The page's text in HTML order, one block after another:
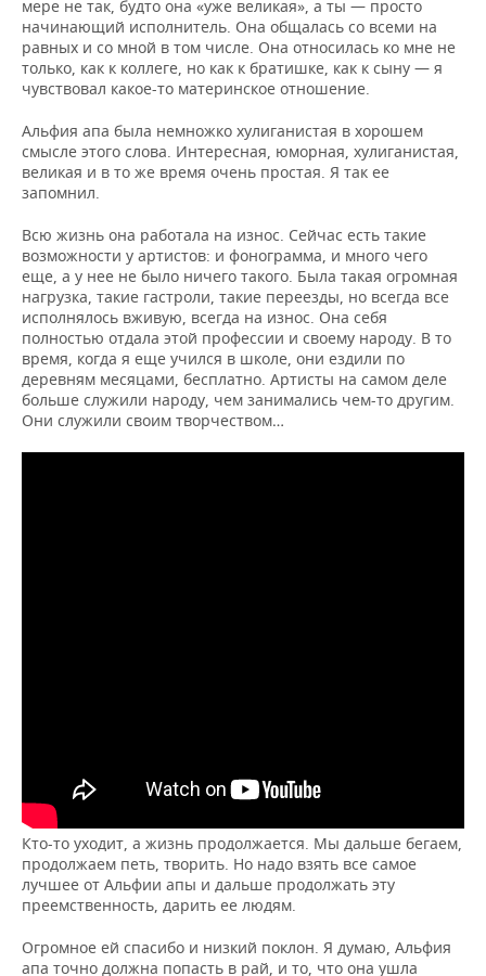
мере не так, будто она «уже великая», а ты — просто
начинающий исполнитель. Она общалась со всеми на
равных и со мной в том числе. Она относилась ко мне не
только, как к коллеге, но как к братишке, как к сыну — я
чувствовал какое-то материнское отношение.
Альфия апа была немножко хулиганистая в хорошем
смысле этого слова. Интересная, юморная, хулиганистая,
великая и в то же время очень простая. Я так ее
запомнил.
Всю жизнь она работала на износ. Сейчас есть такие
возможности у артистов: и фонограмма, и много чего
еще, а у нее не было ничего такого. Была такая огромная
нагрузка, такие гастроли, такие переезды, но всегда все
исполнялось вживую, всегда на износ. Она себя
полностью отдала этой профессии и своему народу. В то
время, когда я еще учился в школе, они ездили по
деревням месяцами, бесплатно. Артисты на самом деле
больше служили народу, чем занимались чем-то другим.
Они служили своим творчеством…
Кто-то уходит, а жизнь продолжается. Мы дальше бегаем,
продолжаем петь, творить. Но надо взять все самое
лучшее от Альфии апы и дальше продолжать эту
преемственность, дарить ее людям.
Огромное ей спасибо и низкий поклон. Я думаю, Альфия
апа точно должна попасть в рай, и то, что она ушла